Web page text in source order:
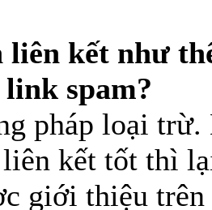
liên kết như
spam?
pháp loại
kết tốt thì
giới thiệu